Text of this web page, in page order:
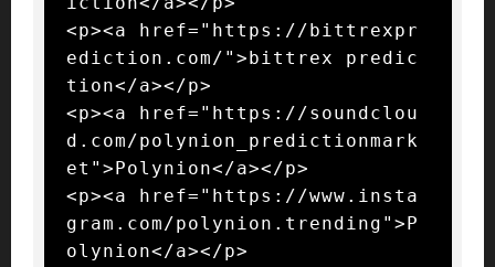
<p><a href="https://bittrexpr
ediction.com/">bittrex predic
tion</a></p>
<p><a href="https://soundclou
d.com/polynion_predictionmark
et">Polynion</a></p>
<p><a href="https://www.insta
gram.com/polynion.trending">P
olynion</a></p>